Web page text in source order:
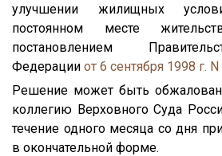
улучшении жилищных
постоянном месте
постановлением
Федерации от 6 сентября 1998 г.
Решение может быть
коллегию Верховного Суда
течение одного месяца со дня
в окончательной форме.